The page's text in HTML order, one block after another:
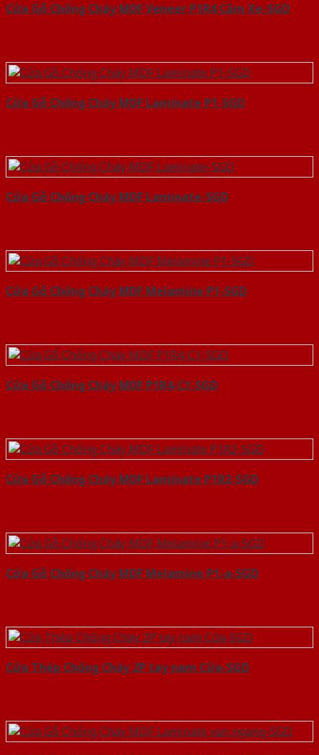
Cửa Gỗ Chống Cháy MDF Veneer P1R4 Căm Xe-SGD
Cửa Gỗ Chống Cháy MDF Laminate P1-SGD
Cửa Gỗ Chống Cháy MDF Laminate-SGD
Cửa Gỗ Chống Cháy MDF Melamine P1-SGD
Cửa Gỗ Chống Cháy MDF P1R4-C1-SGD
Cửa Gỗ Chống Cháy MDF Laminate P1R2-SGD
Cửa Gỗ Chống Cháy MDF Melamine P1-a-SGD
Cửa Thép Chống Cháy 2P tay nam Cửa-SGD